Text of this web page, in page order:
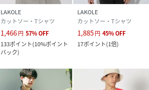
LAKOLE
カットソー・Tシャツ
1,466円 57%OFF
133ポイント(10%ポイント
バック)
LAKOLE
カットソー・Tシャツ
1,885円 45%OFF
17ポイント(1倍)